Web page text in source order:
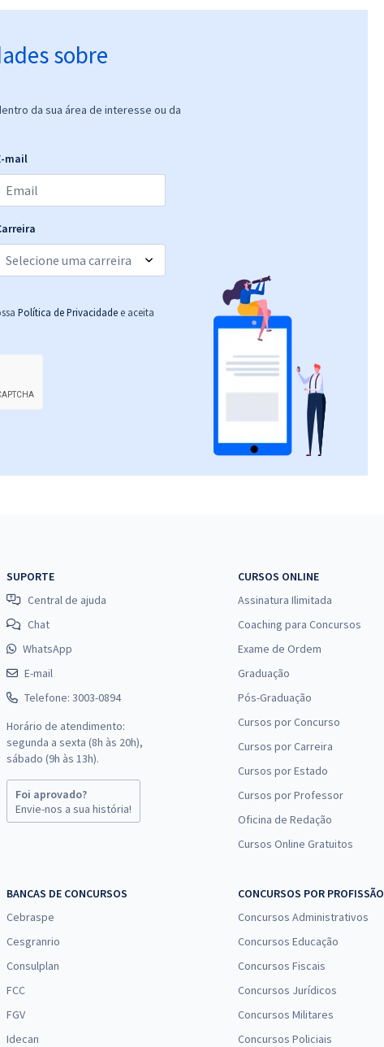
sobre
da sua área de interesse ou da
mail
Política de Privacidade e aceita
SUPORTE
Central de ajuda
Chat
WhatsApp
E-mail
Telefone: 3003-0894
Horário de atendimento:
segunda a sexta (8h às 20h),
sábado (9h às 13h).
Foi aprovado?
Envie-nos a sua história!
CURSOS ONLINE
Assinatura Ilimitada
Coaching para Concursos
Exame de Ordem
Graduação
Pós-Graduação
Cursos por Concurso
Cursos por Carreira
Cursos por Estado
Cursos por Professor
Oficina de Redação
Cursos Online Gratuitos
BANCAS DE CONCURSOS
Cebraspe
Cesgranrio
Consulplan
FCC
FGV
Idecan
CONCURSOS POR PROFISSÃO
Concursos Administrativos
Concursos Educação
Concursos Fiscais
Concursos Jurídicos
Concursos Militares
Concursos Policiais